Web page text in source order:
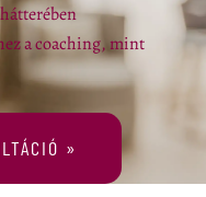
a coaching, mint
»